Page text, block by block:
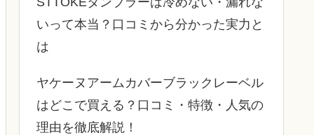
いって本当？口コミから分かった実力と
は
ヤケーヌアームカバーブラックレーベル
はどこで買える？口コミ・特徴・人気の
理由を徹底解説！